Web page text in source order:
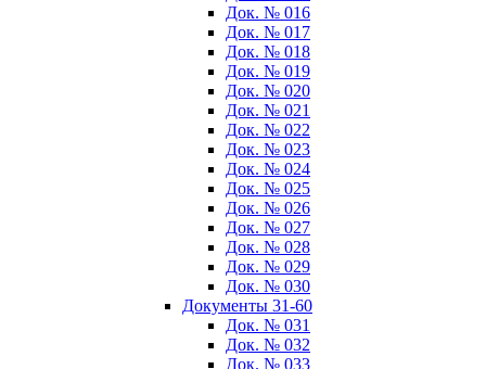
Док. № 016
Док. № 017
Док. № 018
Док. № 019
Док. № 020
Док. № 021
Док. № 022
Док. № 023
Док. № 024
Док. № 025
Док. № 026
Док. № 027
Док. № 028
Док. № 029
Док. № 030
Документы 31-60
Док. № 031
Док. № 032
Док. № 033